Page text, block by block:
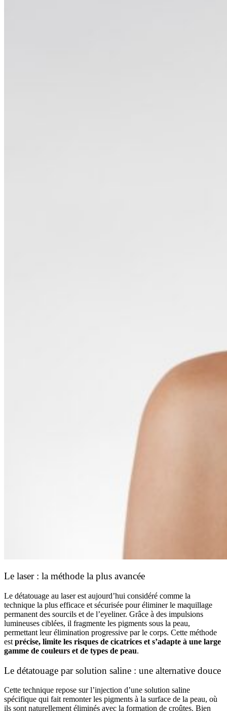
Le laser : la méthode la plus avancée
Le détatouage au laser est aujourd’hui considéré comme la
technique la plus efficace et sécurisée pour éliminer le maquillage
permanent des sourcils et de l’eyeliner. Grâce à des impulsions
lumineuses ciblées, il fragmente les pigments sous la peau,
permettant leur élimination progressive par le corps. Cette méthode
est précise, limite les risques de cicatrices et s’adapte à une large
gamme de couleurs et de types de peau.
Le détatouage par solution saline : une alternative douce
Cette technique repose sur l’injection d’une solution saline
spécifique qui fait remonter les pigments à la surface de la peau, où
ils sont naturellement éliminés avec la formation de croûtes. Bien